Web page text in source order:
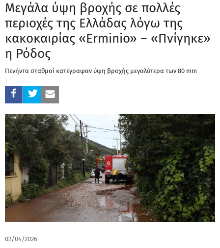
Μεγάλα ύψη βροχής σε πολλές
περιοχές της Ελλάδας λόγω της
κακοκαιρίας «Erminio» – «Πνίγηκε»
η Ρόδος
Πενήντα σταθμοί κατέγραψαν ύψη βροχής μεγαλύτερα των 80 mm
02/04/2026